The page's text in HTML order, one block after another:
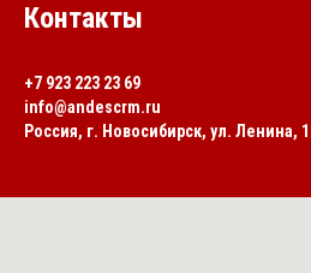
Контакты
+7 923 223 23 69
info@andescrm.ru
Россия, г. Новосибирск, ул. Ленина,